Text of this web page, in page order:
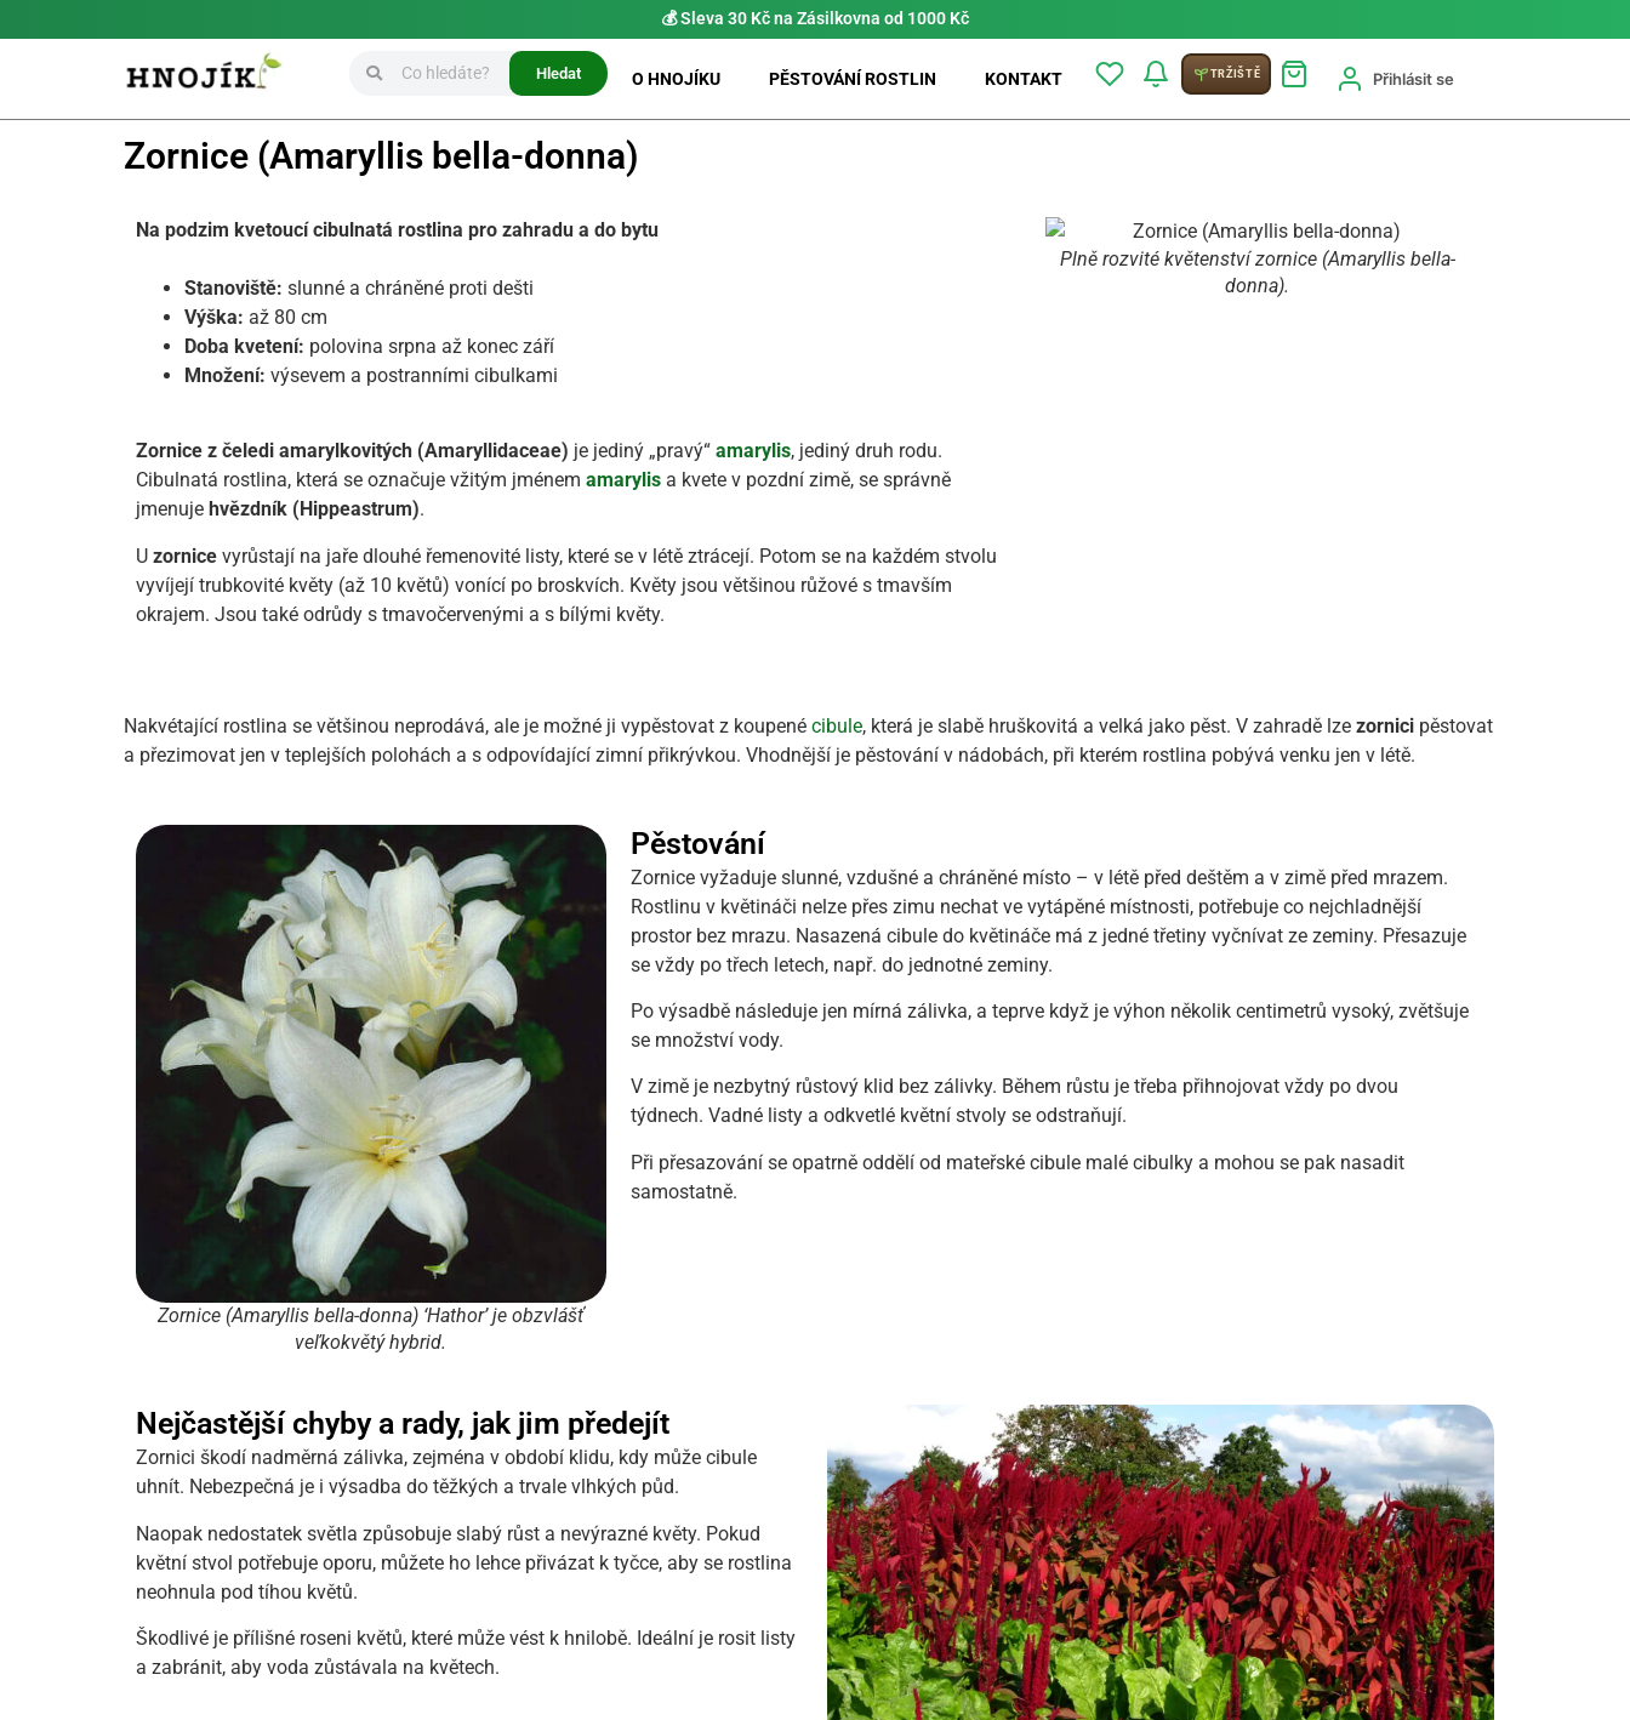
⚡ MožnostPRIO doručení do 24 h
Hledat O HNOJÍKU PĚSTOVÁNÍ ROSTLIN KONTAKT TRŽIŠTĚ Přihlásit se
Zornice (Amaryllis bella-donna)
Na podzim kvetoucí cibulnatá rostlina pro zahradu a do bytu
Stanoviště: slunné a chráněné proti dešti
Výška: až 80 cm
Doba kvetení: polovina srpna až konec září
Množení: výsevem a postranními cibulkami
Zornice z čeledi amarylkovitých (Amaryllidaceae) je jediný „pravý“ amarylis, jediný druh rodu.
Cibulnatá rostlina, která se označuje vžitým jménem amarylis a kvete v pozdní zimě, se správně
jmenuje hvězdník (Hippeastrum).
U zornice vyrůstají na jaře dlouhé řemenovité listy, které se v létě ztrácejí. Potom se na každém stvolu
vyvíjejí trubkovité květy (až 10 květů) vonící po broskvích. Květy jsou většinou růžové s tmavším
okrajem. Jsou také odrůdy s tmavočervenými a s bílými květy.
Plně rozvité květenství zornice (Amaryllis bella-
donna).
Nakvétající rostlina se většinou neprodává, ale je možné ji vypěstovat z koupené cibule, která je slabě hruškovitá a velká jako pěst. V zahradě lze zornici pěstovat
a přezimovat jen v teplejších polohách a s odpovídající zimní přikrývkou. Vhodnější je pěstování v nádobách, při kterém rostlina pobývá venku jen v létě.
Zornice (Amaryllis bella-donna) ‘Hathor’ je obzvlášť
veľkokvětý hybrid.
Pěstování
Zornice vyžaduje slunné, vzdušné a chráněné místo – v létě před deštěm a v zimě před mrazem.
Rostlinu v květináči nelze přes zimu nechat ve vytápěné místnosti, potřebuje co nejchladnější
prostor bez mrazu. Nasazená cibule do květináče má z jedné třetiny vyčnívat ze zeminy. Přesazuje
se vždy po třech letech, např. do jednotné zeminy.
Po výsadbě následuje jen mírná zálivka, a teprve když je výhon několik centimetrů vysoký, zvětšuje
se množství vody.
V zimě je nezbytný růstový klid bez zálivky. Během růstu je třeba přihnojovat vždy po dvou
týdnech. Vadné listy a odkvetlé květní stvoly se odstraňují.
Při přesazování se opatrně oddělí od mateřské cibule malé cibulky a mohou se pak nasadit
samostatně.
Nejčastější chyby a rady, jak jim předejít
Zornici škodí nadměrná zálivka, zejména v období klidu, kdy může cibule
uhnít. Nebezpečná je i výsadba do těžkých a trvale vlhkých půd.
Naopak nedostatek světla způsobuje slabý růst a nevýrazné květy. Pokud
květní stvol potřebuje oporu, můžete ho lehce přivázat k tyčce, aby se rostlina
neohnula pod tíhou květů.
Škodlivé je přílišné roseni květů, které může vést k hnilobě. Ideální je rosit listy
a zabránit, aby voda zůstávala na květech.